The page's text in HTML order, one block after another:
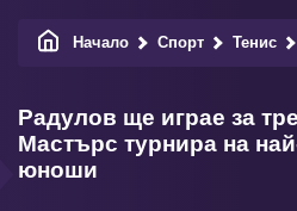
Начало Спорт Тенис
Радулов ще играе за
Мастърс турнира на
юноши